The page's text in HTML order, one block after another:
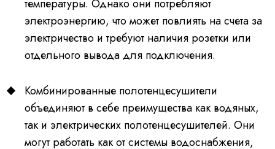
температуры. Однако они потребляют
электроэнергию, что может повлиять на счета за
электричество и требуют наличия розетки или
отдельного вывода для подключения.
Комбинированные полотенцесушители
объединяют в себе преимущества как водяных,
так и электрических полотенцесушителей. Они
могут работать как от системы водоснабжения,